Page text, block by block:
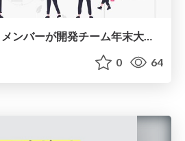
カスタマーサポートメンバーが開発チーム年末大掃除大会で音頭をとった話
0 64